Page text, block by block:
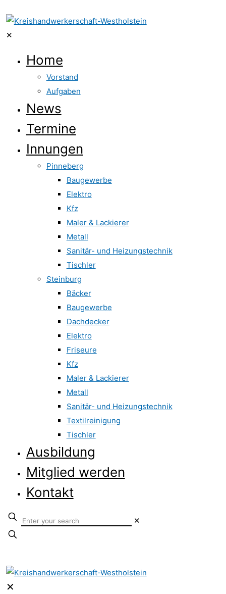
✕
Home
Vorstand
Aufgaben
News
Termine
Innungen
Pinneberg
Baugewerbe
Elektro
Kfz
Maler & Lackierer
Metall
Sanitär- und Heizungstechnik
Tischler
Steinburg
Bäcker
Baugewerbe
Dachdecker
Elektro
Friseure
Kfz
Maler & Lackierer
Metall
Sanitär- und Heizungstechnik
Textilreinigung
Tischler
Ausbildung
Mitglied werden
Kontakt
✕
✕